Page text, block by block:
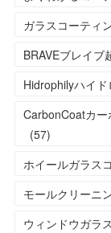
ガラスコーティ
BRAVEブレイブ
Hidrophilyハイ
CarbonCoatカ
(57)
ホイールガラス
モールクリーニ
ウィンドウガラ